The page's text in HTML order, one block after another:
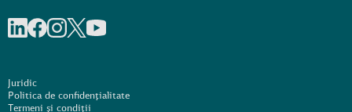
Juridic
Politica de confidențialitate
Termeni și condiții